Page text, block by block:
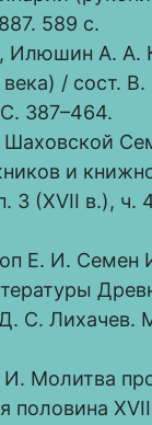
589 с.
Илюшин А. А.
века) / сост.
387–464.
и
3 (XVII в.),
Е. И. Семен
С. Лихачев.
Молитва
половина